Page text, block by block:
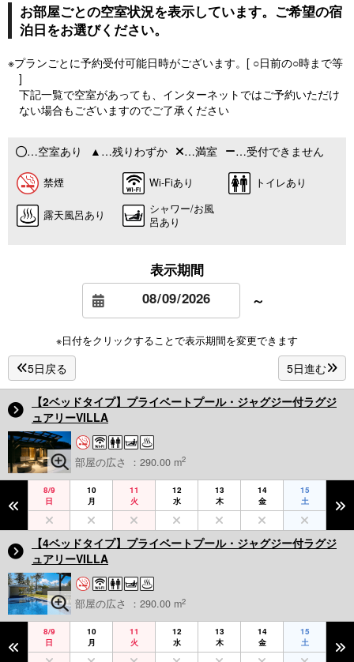
お部屋ごとの空室状況を表示しています。ご希望の宿
泊日をお選びください。
※プランごとに予約受付可能日時がございます。[ ○日前の○時まで等
]
下記一覧で空室があっても、インターネットではご予約いただけ
ない場合もございますのでご了承ください
…空室あり …残りわずか …満室 …受付できません
禁煙 Wi-Fiあり トイレあり
露天風呂あり
シャワー/お風
呂あり
表示期間
～
※日付をクリックすることで表示期間を変更できます
5日戻る 5日進む
【2ベッドタイプ】プライベートプール・ジャグジー付ラグジ
ュアリーVILLA
部屋の広さ ：290.00 m2
8/9
日
10
月
11
火
12
水
13
木
14
金
15
土
【4ベッドタイプ】プライベートプール・ジャグジー付ラグジ
ュアリーVILLA
部屋の広さ ：290.00 m2
8/9
日
10
月
11
火
12
水
13
木
14
金
15
土